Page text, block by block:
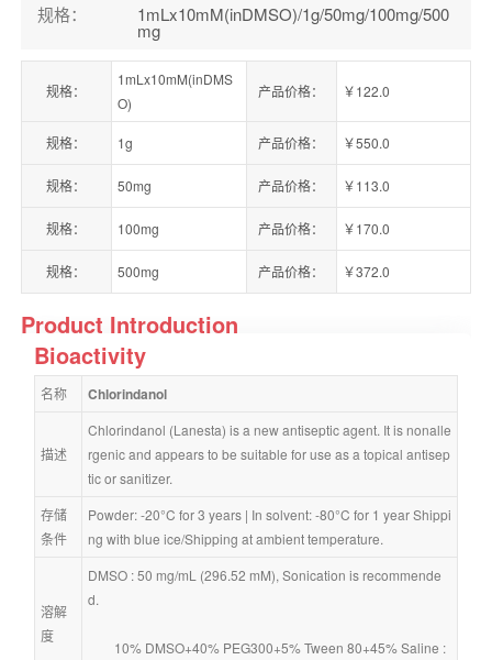
规格： 1mLx10mM(inDMSO)/1g/50mg/100mg/500
mg
规格：
1mLx10mM(inDMS
O)
产品价格： ￥122.0
规格： 1g 产品价格： ￥550.0
规格： 50mg 产品价格： ￥113.0
规格： 100mg 产品价格： ￥170.0
规格： 500mg 产品价格： ￥372.0
Product Introduction
Bioactivity
名称 Chlorindanol
描述
Chlorindanol (Lanesta) is a new antiseptic agent. It is nonalle
rgenic and appears to be suitable for use as a topical antisep
tic or sanitizer.
存储
条件
Powder: -20°C for 3 years | In solvent: -80°C for 1 year Shippi
ng with blue ice/Shipping at ambient temperature.
溶解
度
DMSO : 50 mg/mL (296.52 mM), Sonication is recommende
d.